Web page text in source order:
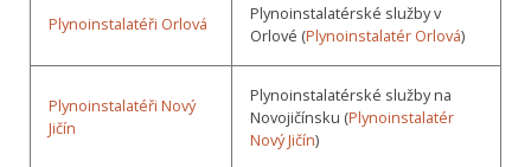
Plynoinstalatéři Orlová
Plynoinstalatérské služby v
Orlové (Plynoinstalatér Orlová)
Plynoinstalatéři Nový
Jičín
Plynoinstalatérské služby na
Novojičínsku (Plynoinstalatér
Nový Jičín)